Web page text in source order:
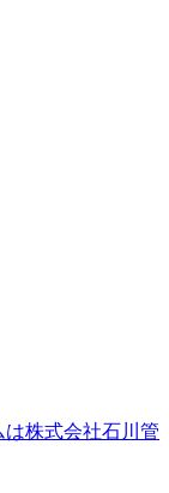
株式会社石川管